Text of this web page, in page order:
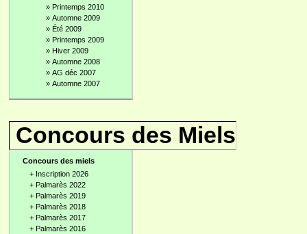
» Printemps 2010
» Automne 2009
» Été 2009
» Printemps 2009
» Hiver 2009
» Automne 2008
» AG déc 2007
» Automne 2007
Concours des Miels
Concours des miels
+ Inscription 2026
+ Palmarès 2022
+ Palmarès 2019
+ Palmarès 2018
+ Palmarès 2017
+ Palmarès 2016